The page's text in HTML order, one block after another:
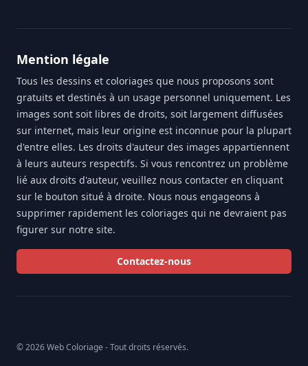
Mention légale
Tous les dessins et coloriages que nous proposons sont
gratuits et destinés à un usage personnel uniquement. Les
images sont soit libres de droits, soit largement diffusées
sur internet, mais leur origine est inconnue pour la plupart
d'entre elles. Les droits d'auteur des images appartiennent
à leurs auteurs respectifs. Si vous rencontrez un problème
lié aux droits d'auteur, veuillez nous contacter en cliquant
sur le bouton situé à droite. Nous nous engageons à
supprimer rapidement les coloriages qui ne devraient pas
figurer sur notre site.
Contactez-nous
© 2026 Web Coloriage - Tout droits réservés.